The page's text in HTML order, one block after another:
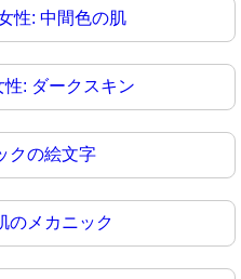
性: 中間色の肌
: ダークスキン
クの絵文字
のメカニック